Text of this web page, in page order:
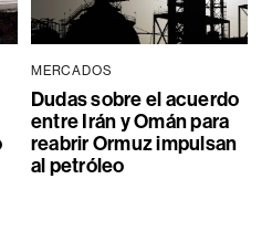
MERCADOS
Dudas sobre el acuerdo
entre Irán y Omán para
reabrir Ormuz impulsan
al petróleo